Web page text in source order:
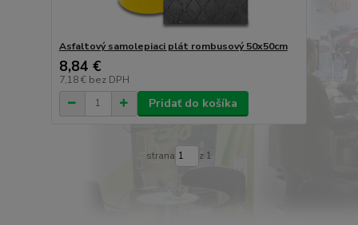
Asfaltový samolepiaci plát rombusový 50x50cm
8,84 €
7,18 € bez DPH
Pridať do košíka
strana z 1